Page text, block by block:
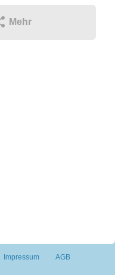
Mehr
Impressum
AGB